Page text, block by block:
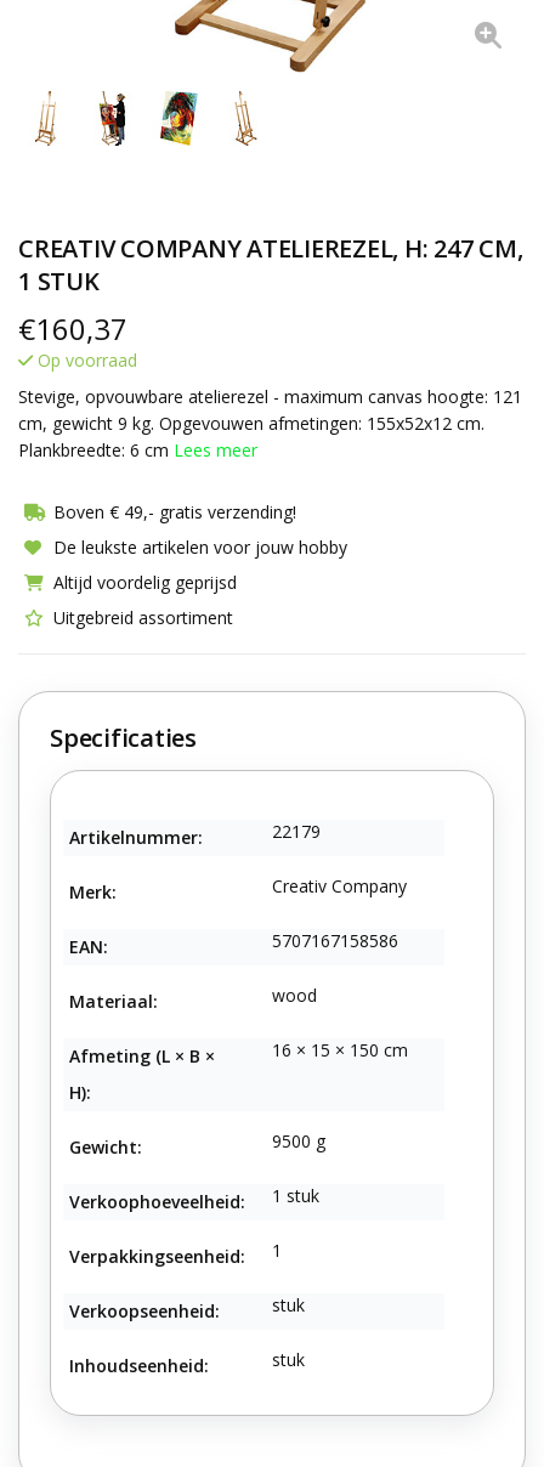
CREATIV COMPANY ATELIEREZEL, H: 247 CM,
1 STUK
€160,37
Op voorraad
Stevige, opvouwbare atelierezel - maximum canvas hoogte: 121
cm, gewicht 9 kg. Opgevouwen afmetingen: 155x52x12 cm.
Plankbreedte: 6 cm Lees meer
Boven € 49,- gratis verzending!
De leukste artikelen voor jouw hobby
Altijd voordelig geprijsd
Uitgebreid assortiment
Specificaties
Artikelnummer: 22179
Merk: Creativ Company
EAN: 5707167158586
Materiaal: wood
Afmeting (L × B ×
H):
16 × 15 × 150 cm
Gewicht: 9500 g
Verkoophoeveelheid: 1 stuk
Verpakkingseenheid: 1
Verkoopseenheid: stuk
Inhoudseenheid: stuk